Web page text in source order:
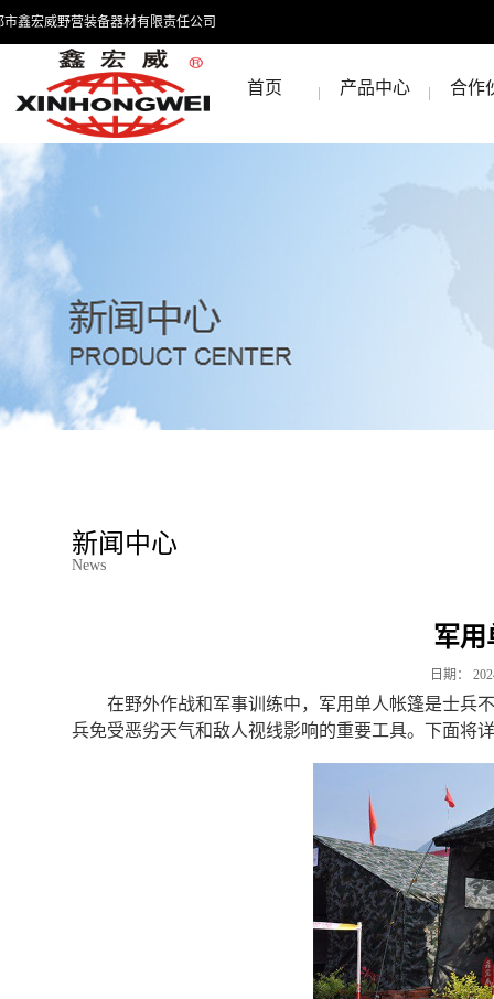
市鑫宏威野营装备器材有限责任公司
首页 产品中心 合作
新闻中心
News
军用
日期：
在野外作战和军事训练中，军用单人帐篷是士兵
兵免受恶劣天气和敌人视线影响的重要工具。下面将